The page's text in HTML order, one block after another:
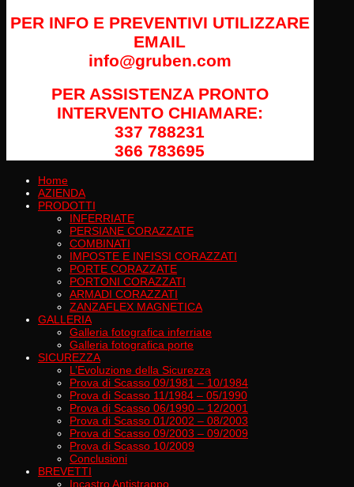
PER INFO E PREVENTIVI UTILIZZARE
EMAIL
info@gruben.com
PER ASSISTENZA PRONTO
INTERVENTO CHIAMARE:
337 788231
366 783695
Home
AZIENDA
PRODOTTI
INFERRIATE
PERSIANE CORAZZATE
COMBINATI
IMPOSTE E INFISSI CORAZZATI
PORTE CORAZZATE
PORTONI CORAZZATI
ARMADI CORAZZATI
ZANZAFLEX MAGNETICA
GALLERIA
Galleria fotografica inferriate
Galleria fotografica porte
SICUREZZA
L’Evoluzione della Sicurezza
Prova di Scasso 09/1981 – 10/1984
Prova di Scasso 11/1984 – 05/1990
Prova di Scasso 06/1990 – 12/2001
Prova di Scasso 01/2002 – 08/2003
Prova di Scasso 09/2003 – 09/2009
Prova di Scasso 10/2009
Conclusioni
BREVETTI
Incastro Antistrappo